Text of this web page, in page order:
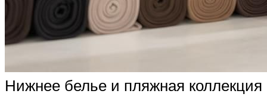
Нижнее белье и пляжная коллекция